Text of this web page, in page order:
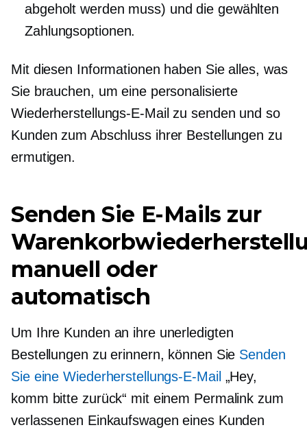
abgeholt werden muss) und die gewählten
Zahlungsoptionen.
Mit diesen Informationen haben Sie alles, was
Sie brauchen, um eine personalisierte
Wiederherstellungs-E-Mail zu senden und so
Kunden zum Abschluss ihrer Bestellungen zu
ermutigen.
Senden Sie E-Mails zur
manuell oder
automatisch
Um Ihre Kunden an ihre unerledigten
Bestellungen zu erinnern, können Sie Senden
Sie eine Wiederherstellungs-E-Mail „Hey,
komm bitte zurück“ mit einem Permalink zum
verlassenen Einkaufswagen eines Kunden